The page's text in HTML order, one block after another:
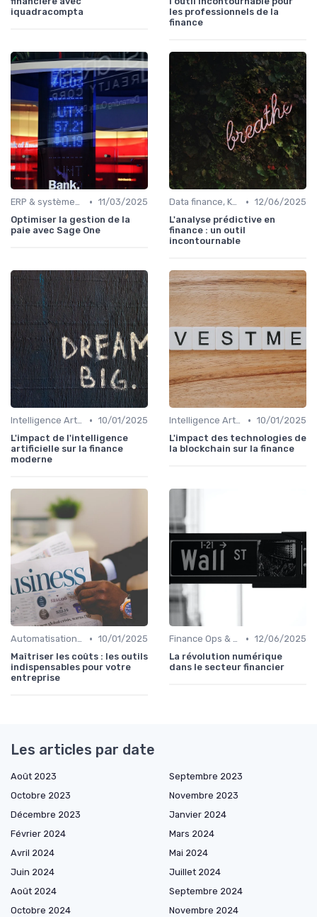
iquadracompta
les professionnels de la
finance
ERP & systèmes financiers • 11/03/2025
Optimiser la gestion de la
paie avec Sage One
Data finance, KPI & reporting • 12/06/2025
L'analyse prédictive en
finance : un outil
incontournable
Intelligence Artificielle en finance • 10/01/2025
L'impact de l'intelligence
artificielle sur la finance
moderne
Intelligence Artificielle en finance • 10/01/2025
L'impact des technologies de
la blockchain sur la finance
Automatisation des processus financiers • 10/01/2025
Maîtriser les coûts : les outils
indispensables pour votre
entreprise
Finance Ops & digitalisation • 12/06/2025
La révolution numérique
dans le secteur financier
Les articles par date
Août 2023
Septembre 2023
Octobre 2023
Novembre 2023
Décembre 2023
Janvier 2024
Février 2024
Mars 2024
Avril 2024
Mai 2024
Juin 2024
Juillet 2024
Août 2024
Septembre 2024
Octobre 2024
Novembre 2024